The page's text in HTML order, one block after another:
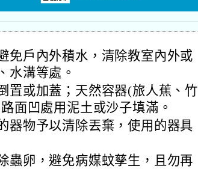
免戶內外積水，清除教室內外或
水溝等處。
置或加蓋；天然容器(旅人蕉、竹
面凹處用泥土或沙子填滿。
器物予以清除丟棄，使用的器具
蟲卵，避免病媒蚊孳生，且勿再